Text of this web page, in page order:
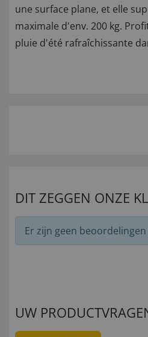
une surface plane, et elle
maximale d'env. 200 kg.
pluie d'été rafraîchissante
DIT ZEGGEN ONZE
Er zijn geen
UW